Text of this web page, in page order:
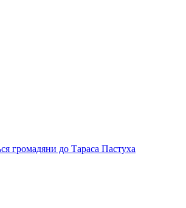
громадяни до Тараса Пастуха